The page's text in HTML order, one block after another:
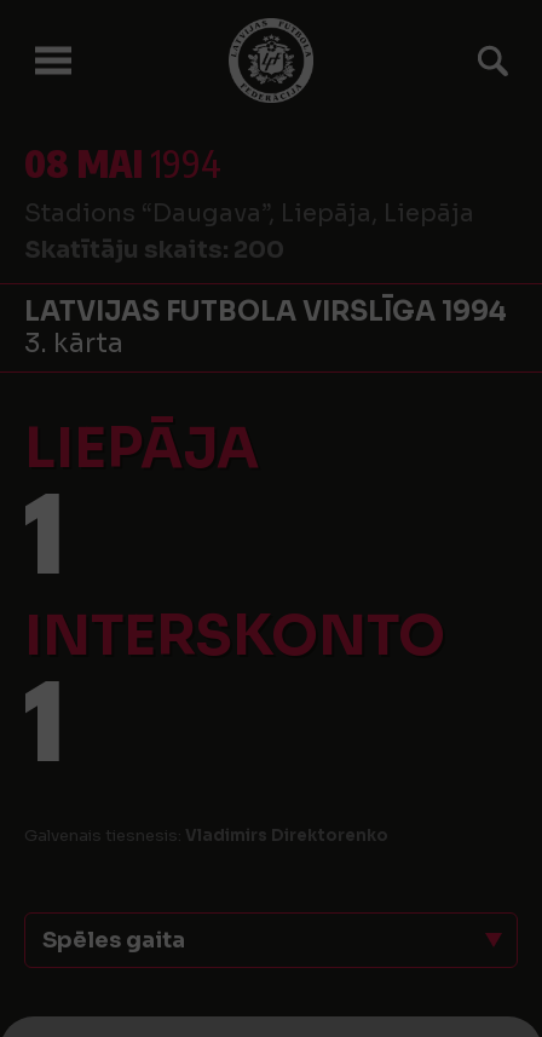
08 MAI 1994
Stadions “Daugava”, Liepāja, Liepāja
Skatītāju skaits: 200
LATVIJAS FUTBOLA VIRSLĪGA 1994
3. kārta
LIEPĀJA
1
INTERSKONTO
1
Galvenais tiesnesis: Vladimirs Direktorenko
Spēles gaita